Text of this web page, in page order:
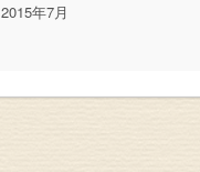
2015年7月